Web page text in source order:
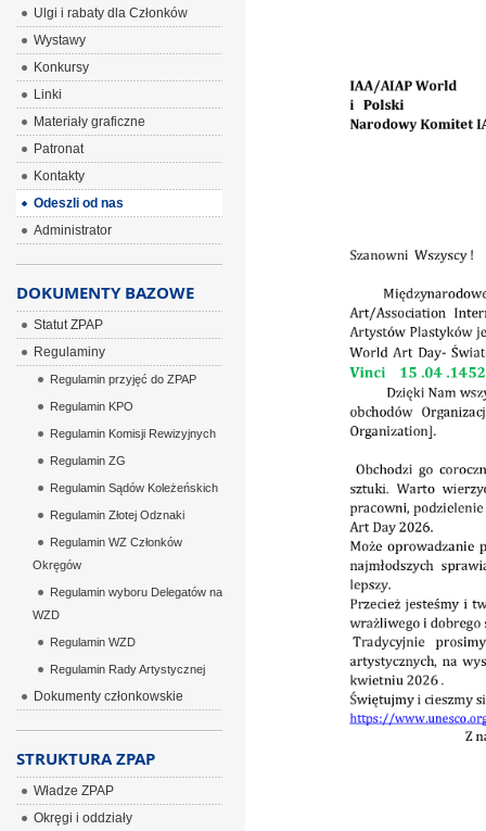
Ulgi i rabaty dla Członków
Wystawy
Konkursy
Linki
Materiały graficzne
Patronat
Kontakty
Odeszli od nas
Administrator
DOKUMENTY BAZOWE
Statut ZPAP
Regulaminy
Regulamin przyjęć do ZPAP
Regulamin KPO
Regulamin Komisji Rewizyjnych
Regulamin ZG
Regulamin Sądów Koleżeńskich
Regulamin Złotej Odznaki
Regulamin WZ Członków
Okręgów
Regulamin wyboru Delegatów na
WZD
Regulamin WZD
Regulamin Rady Artystycznej
Dokumenty członkowskie
STRUKTURA ZPAP
Władze ZPAP
Okręgi i oddziały